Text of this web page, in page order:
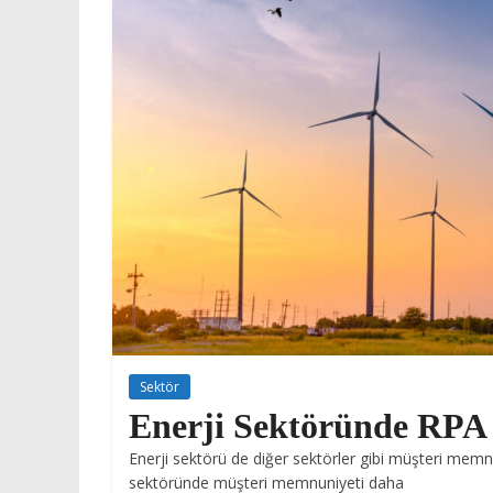
Sektör
Enerji Sektöründe RPA
Enerji sektörü de diğer sektörler gibi müşteri
sektöründe müşteri memnuniyeti daha